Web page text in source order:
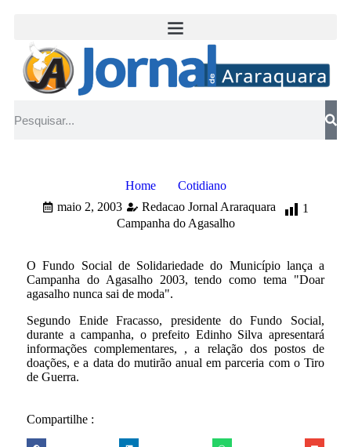
Home
Cotidiano
maio 2, 2003
Redacao Jornal Araraquara
1
Campanha do Agasalho
O Fundo Social de Solidariedade do Município lança a
Campanha do Agasalho 2003, tendo como tema "Doar
agasalho nunca sai de moda".
Segundo Enide Fracasso, presidente do Fundo Social,
durante a campanha, o prefeito Edinho Silva apresentará
informações complementares, , a relação dos postos de
doações, e a data do mutirão anual em parceria com o Tiro
de Guerra.
Compartilhe :